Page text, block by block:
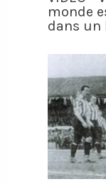
monde
dans un